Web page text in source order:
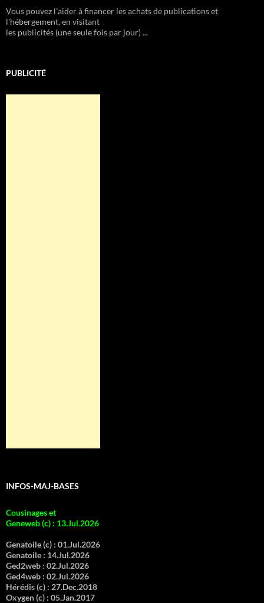
Vous pouvez l'aider à financer les achats de publications et
l'hébergement, en visitant
les publicités (une seule fois par jour) ...
PUBLICITÉ
INFOS-MAJ-BASES
Cousinages et
Geneweb (c) : 13.Jul.2026
Genatoile (c) : 01.Jul.2026
Genatoile : 14.Jul.2026
Ged2web : 02.Jul.2026
Ged4web : 02.Jul.2026
Hérédis (c) : 27.Dec.2018
Oxygen (c) : 05.Jan.2017